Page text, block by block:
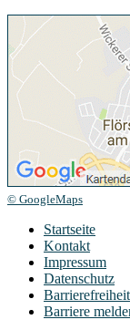
© GoogleMaps
Startseite
Kontakt
Impressum
Datenschutz
Barrierefreiheit
Barriere